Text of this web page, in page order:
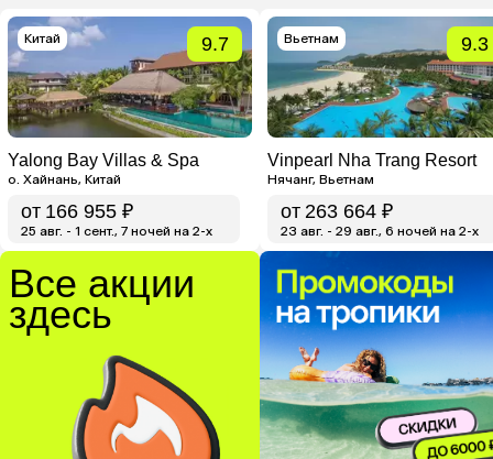
Китай 9.7
Yalong Bay Villas & Spa
о. Хайнань, Китай
от 166 955 ₽
25 авг. - 1 сент., 7 ночей на 2-x
Вьетнам 9.3
Vinpearl Nha Trang Resort
Нячанг, Вьетнам
от 263 664 ₽
23 авг. - 29 авг., 6 ночей на 2-x
Все акции
здесь